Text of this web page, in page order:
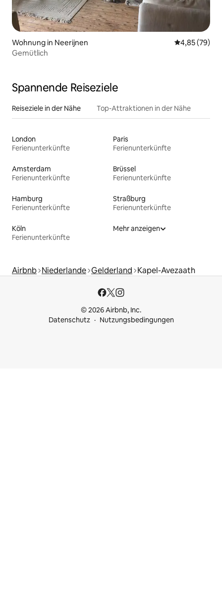
Wohnung in Neerijnen
4,85 (79)
Gemütlich
Spannende Reiseziele
Reiseziele in der Nähe Top-Attraktionen in der Nähe
London
Ferienunterkünfte
Paris
Ferienunterkünfte
Amsterdam
Ferienunterkünfte
Brüssel
Ferienunterkünfte
Hamburg
Ferienunterkünfte
Straßburg
Ferienunterkünfte
Köln
Ferienunterkünfte
Mehr anzeigen
Airbnb Niederlande Gelderland Kapel-Avezaath
© 2026 Airbnb, Inc.
Datenschutz
Nutzungsbedingungen